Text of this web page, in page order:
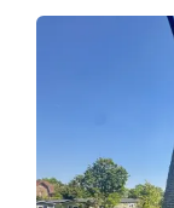
Waterdunen